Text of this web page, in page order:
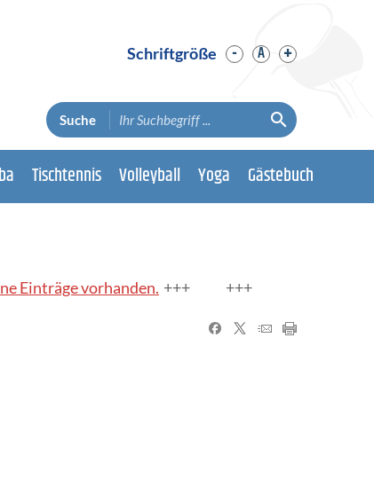
Schriftgröße - A +
Suche
Tischtennis Volleyball Yoga Gästebuch
vorhanden. Derzeit sind keine